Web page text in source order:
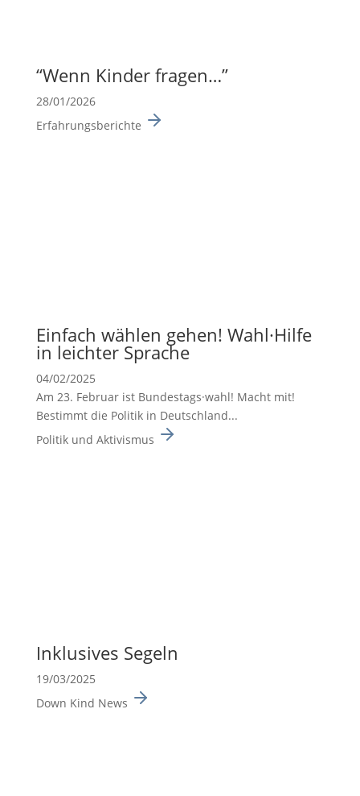
“Wenn Kinder fragen…”
28/01/2026
Erfahrungsberichte
Einfach wählen gehen! Wahl·Hilfe
in leichter Sprache
04/02/2025
Am 23. Februar ist Bundes­tags·wahl! Macht mit!
Bestimmt die Politik in Deutsch­land...
Politik und Aktivismus
Inklu­sives Segeln
19/03/2025
Down Kind News